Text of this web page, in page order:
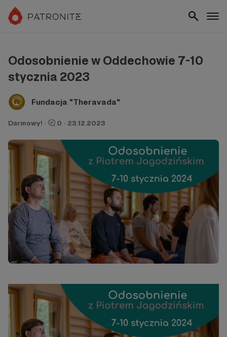
Odosobnienie w Oddechowie 7-10
stycznia 2023
Fundacja "Theravada"
Darmowy! · 0 · 23.12.2023